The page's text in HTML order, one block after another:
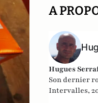
A
Hugues
Son dernier
Intervalles,